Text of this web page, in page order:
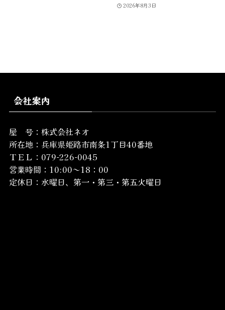
2026年8月3日
会社案内
屋 号：株式会社ネオ
所在地： 兵庫県姫路市南条1丁目40番地
ＴＥＬ：079-226-0045
営業時間：10:00～18：00
定休日：水曜日、第一・第三・第五火曜日